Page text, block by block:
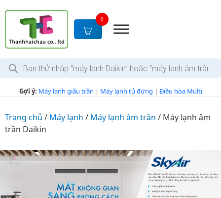
c
t
0
T
m
i
h
ẩ
m
Gợi ý: Máy lạnh giấu trần | Máy lạnh tủ đứng | Điều hòa Multi
Trang chủ / Máy lạnh / Máy lạnh âm trần / Máy lạnh âm
trần Daikin